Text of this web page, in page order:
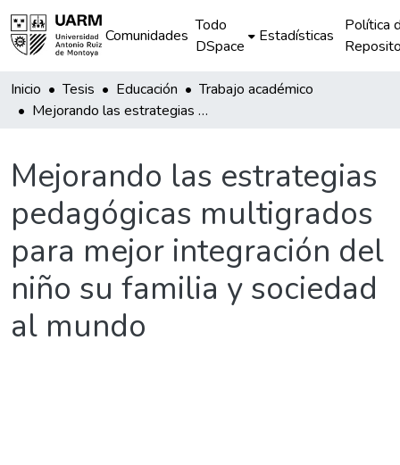
Comunidades
Todo
DSpace
Estadísticas
Política
Inicio Tesis Educación
Trabajo académico
Mejorando las estrategias pedagógicas multigrados para mejor integración del niño su familia y sociedad al mundo
Mejorando las estrategias
pedagógicas multigrados
para mejor integración del
niño su familia y sociedad
al mundo